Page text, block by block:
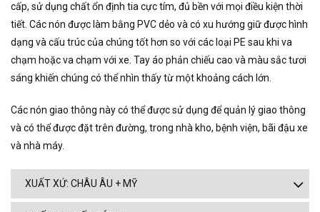
cấp, sử dụng chất ổn định tia cực tím, đủ bền với mọi điều kiện thời
tiết. Các nón được làm bằng PVC dẻo và có xu hướng giữ được hình
dạng và cấu trúc của chúng tốt hơn so với các loại PE sau khi va
chạm hoặc va chạm với xe. Tay áo phản chiếu cao và màu sắc tươi
sáng khiến chúng có thể nhìn thấy từ một khoảng cách lớn.
Các nón giao thông này có thể được sử dụng để quản lý giao thông
và có thể được đặt trên đường, trong nhà kho, bệnh viện, bãi đậu xe
và nhà máy.
XUẤT XỨ: CHÂU ÂU + MỸ